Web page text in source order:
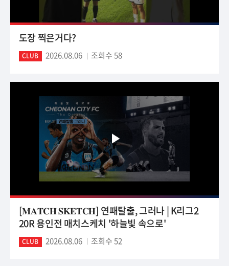
도장 찍은거다?
CLUB 2026.08.06 조회수 58
[𝐌𝐀𝐓𝐂𝐇 𝐒𝐊𝐄𝐓𝐂𝐇] 연패탈출, 그러나 | K리그2
20R 용인전 매치스케치 '하늘빛 속으로'
CLUB 2026.08.06 조회수 52